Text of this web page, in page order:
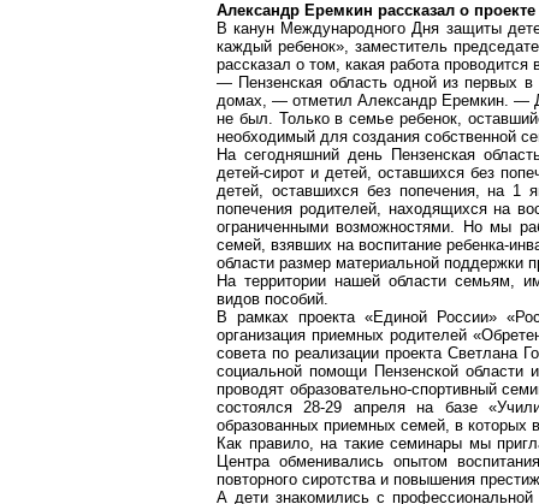
Александр Еремкин рассказал о
В канун Международного Дня защиты
каждый ребенок», заместитель
рассказал о том, какая работа
— Пензенская область одной из первых
домах, — отметил Александр Еремкин. —
не был. Только в семье ребенок,
необходимый для создания собственной
На сегодняшний день Пензенская
детей-сирот и детей, оставшихся без
детей, оставшихся без попечения, на 1
попечения родителей, находящихся на
ограниченными возможностями. Но мы
семей, взявших на воспитание ребенка-
области размер материальной поддержки
На территории нашей области семьям,
видов пособий.
В рамках проекта «Единой России»
организация приемных родителей
совета по реализации проекта Светлана
социальной помощи Пензенской области
проводят образовательно-спортивный
состоялся 28-29 апреля на базе
образованных приемных семей, в которых
Как правило, на такие семинары мы
Центра обменивались опытом
повторного сиротства и повышения
А дети знакомились с